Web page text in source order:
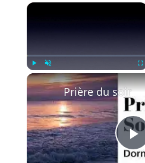
×
Play Unmute
P
Prière du soir